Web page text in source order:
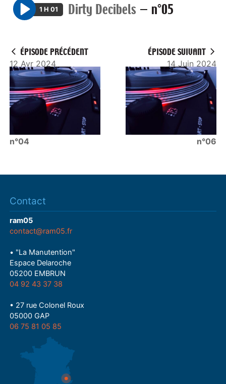
P
y
1 H 01 Dirty Decibels — n°05
ÉPISODE PRÉCÉDENT
12 Avr 2024
n°04
ÉPISODE SUIVANT
14 Juin 2024
n°06
Contact
ram05
contact@ram05.fr
• "La Manutention"
Espace Delaroche
05200 EMBRUN
04 92 43 37 38
• 27 rue Colonel Roux
05000 GAP
06 75 81 05 85